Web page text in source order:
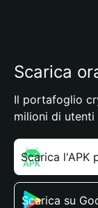
Scarica
Il portafoglio
milioni di utenti
Scarica l'APK
Scarica su